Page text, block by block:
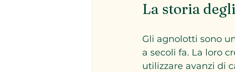
La storia
Gli agnolotti sono
a secoli fa. La loro
utilizzare avanzi di